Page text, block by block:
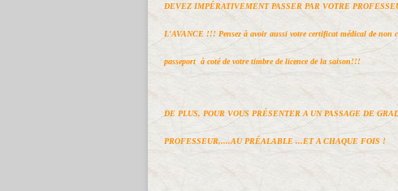
DEVEZ IMPÉRATIVEMENT PASSER PAR VOTRE
L'AVANCE !!! Pensez à avoir aussi votre certificat médical de
passeport à coté de votre timbre de licence de la saison!!!
DE PLUS, POUR VOUS PRÉSENTER A UN PASSAGE DE
PROFESSEUR,....AU PRÉALABLE ...ET A CHAQUE FOIS !